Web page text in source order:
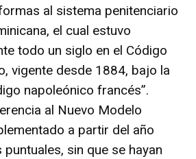
al sistema penitenciario
el cual estuvo
todo un siglo en el Código
vigente desde 1884, bajo la
napoleónico francés”.
al Nuevo Modelo
a partir del año
sin que se hayan